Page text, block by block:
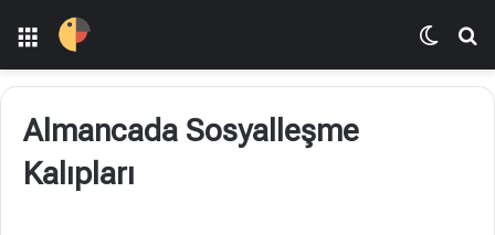
Menü Dış
Almancada Sosyalleşme
Kalıpları